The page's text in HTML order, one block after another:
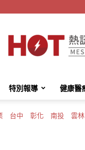
特別報導 健康醫
台中 彰化 南投 雲林